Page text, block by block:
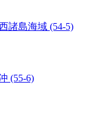
諸島海域 (54-5)
(55-6)